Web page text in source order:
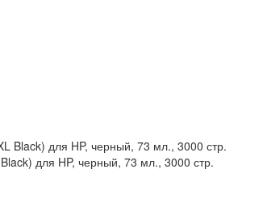
для HP, черный, 73 мл., 3000 стр.